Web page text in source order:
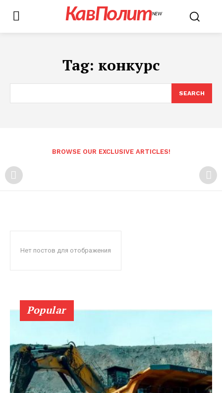
КавПолитNEW
Tag: конкурс
SEARCH
BROWSE OUR EXCLUSIVE ARTICLES!
Нет постов для отображения
Popular